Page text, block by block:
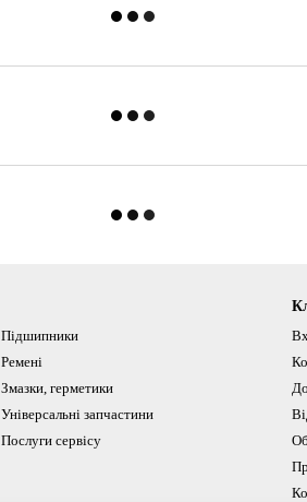
Підшипники
Ремені
Змазки, герметики
Універсальні запчастини
Послуги сервісу